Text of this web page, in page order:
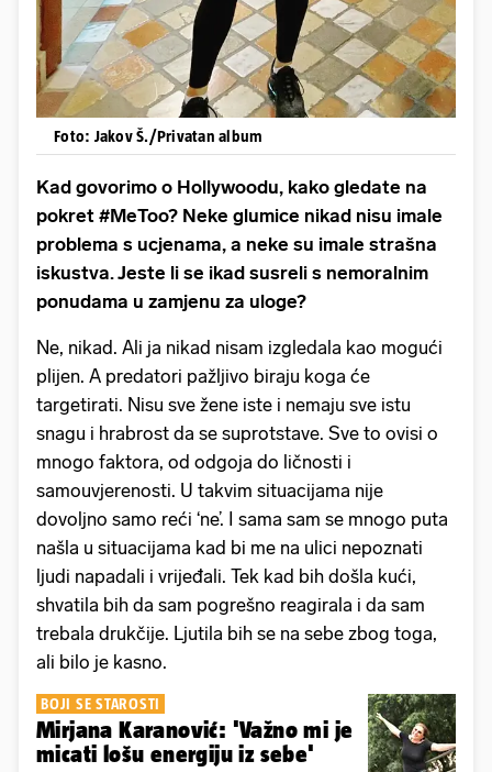
Foto: Jakov Š./Privatan album
Kad govorimo o Hollywoodu, kako gledate na
pokret #MeToo? Neke glumice nikad nisu imale
problema s ucjenama, a neke su imale strašna
iskustva. Jeste li se ikad susreli s nemoralnim
ponudama u zamjenu za uloge?
Ne, nikad. Ali ja nikad nisam izgledala kao mogući
plijen. A predatori pažljivo biraju koga će
targetirati. Nisu sve žene iste i nemaju sve istu
snagu i hrabrost da se suprotstave. Sve to ovisi o
mnogo faktora, od odgoja do ličnosti i
samouvjerenosti. U takvim situacijama nije
dovoljno samo reći ‘ne’. I sama sam se mnogo puta
našla u situacijama kad bi me na ulici nepoznati
ljudi napadali i vrijeđali. Tek kad bih došla kući,
shvatila bih da sam pogrešno reagirala i da sam
trebala drukčije. Ljutila bih se na sebe zbog toga,
ali bilo je kasno.
BOJI SE STAROSTI
Mirjana Karanović: 'Važno mi je
micati lošu energiju iz sebe'